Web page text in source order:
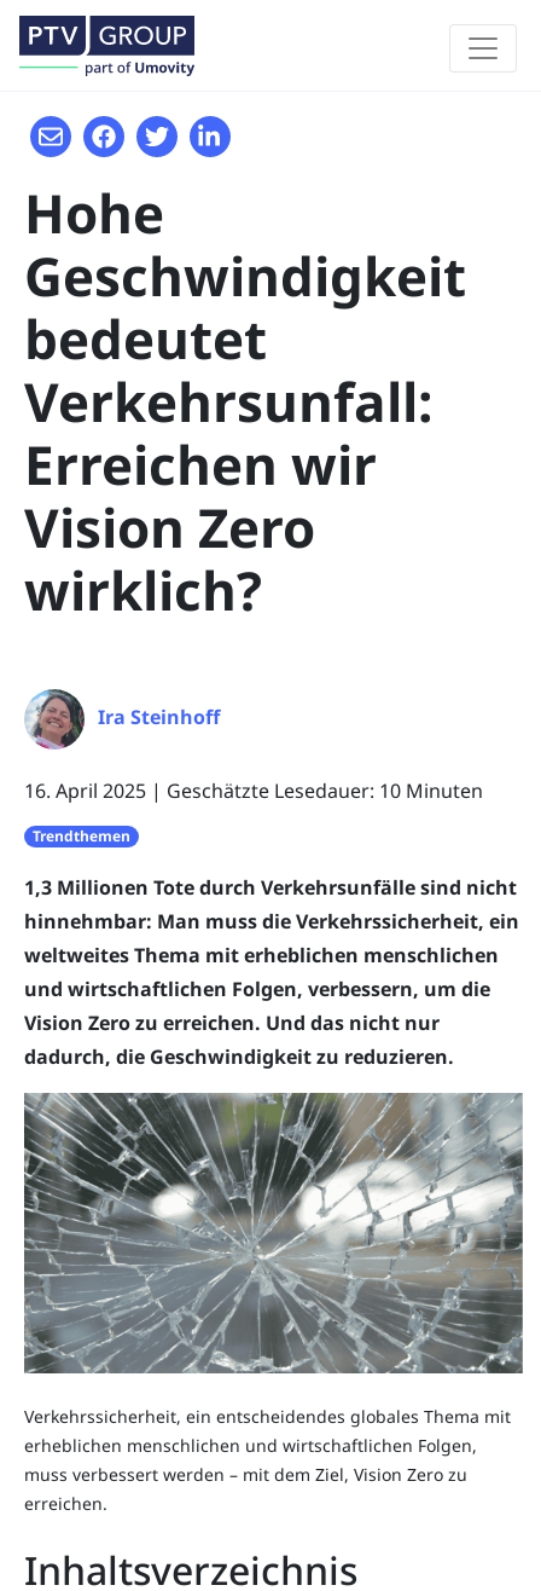
Hohe
Geschwindigkeit
bedeutet
Verkehrsunfall:
Erreichen wir
Vision Zero
wirklich?
Ira Steinhoff
16. April 2025 | Geschätzte Lesedauer: 10 Minuten
Trendthemen
1,3 Millionen Tote durch Verkehrsunfälle sind nicht
hinnehmbar: Man muss die Verkehrssicherheit, ein
weltweites Thema mit erheblichen menschlichen
und wirtschaftlichen Folgen, verbessern, um die
Vision Zero zu erreichen. Und das nicht nur
dadurch, die Geschwindigkeit zu reduzieren.
Verkehrssicherheit, ein entscheidendes globales Thema mit
erheblichen menschlichen und wirtschaftlichen Folgen,
muss verbessert werden – mit dem Ziel, Vision Zero zu
erreichen.
Inhaltsverzeichnis